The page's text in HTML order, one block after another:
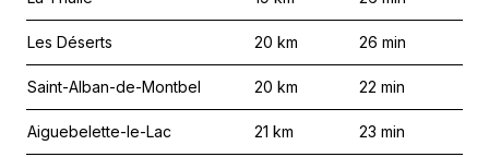
Les Déserts 20 km 26 min
Saint-Alban-de-Montbel 20 km 22 min
Aiguebelette-le-Lac 21 km 23 min